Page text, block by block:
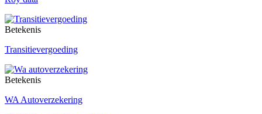
Betekenis
Transitievergoeding
Betekenis
WA Autoverzekering